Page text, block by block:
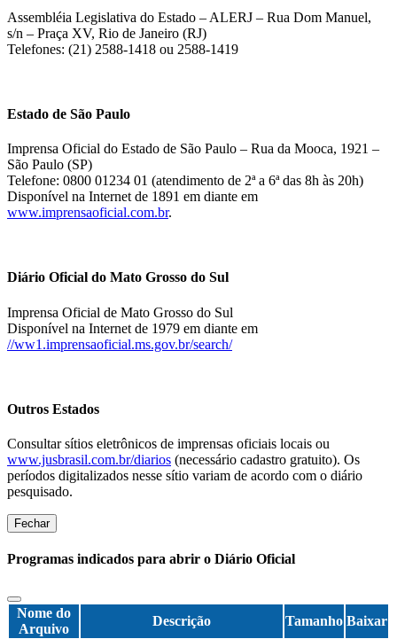
Assembléia Legislativa do Estado – ALERJ – Rua Dom Manuel,
s/n – Praça XV, Rio de Janeiro (RJ)
Telefones: (21) 2588-1418 ou 2588-1419
Estado de São Paulo
Imprensa Oficial do Estado de São Paulo – Rua da Mooca, 1921 –
São Paulo (SP)
Telefone: 0800 01234 01 (atendimento de 2ª a 6ª das 8h às 20h)
Disponível na Internet de 1891 em diante em
www.imprensaoficial.com.br.
Diário Oficial do Mato Grosso do Sul
Imprensa Oficial de Mato Grosso do Sul
Disponível na Internet de 1979 em diante em
//ww1.imprensaoficial.ms.gov.br/search/
Outros Estados
Consultar sítios eletrônicos de imprensas oficiais locais ou
www.jusbrasil.com.br/diarios (necessário cadastro gratuito). Os
períodos digitalizados nesse sítio variam de acordo com o diário
pesquisado.
Fechar
Programas indicados para abrir o Diário Oficial
Nome do
Arquivo
Descrição Tamanho Baixar